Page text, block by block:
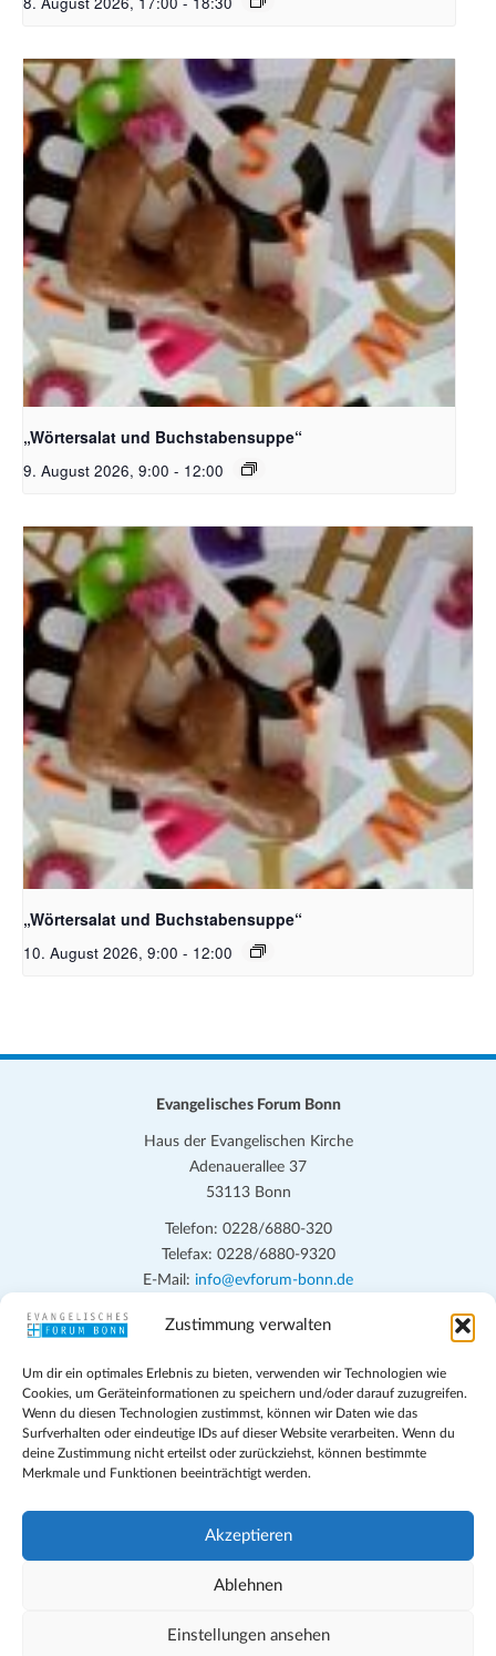
Zustimmung verwalten
Um dir ein optimales Erlebnis zu bieten, verwenden wir Technologien wie
Cookies, um Geräteinformationen zu speichern und/oder darauf zuzugreifen.
Wenn du diesen Technologien zustimmst, können wir Daten wie das
Surfverhalten oder eindeutige IDs auf dieser Website verarbeiten. Wenn du
deine Zustimmung nicht erteilst oder zurückziehst, können bestimmte
Merkmale und Funktionen beeinträchtigt werden.
Akzeptieren
Ablehnen
Einstellungen ansehen
Bildquelle_ Pixabay Free_Christoph Meinersmann
„Wörtersalat und Buchstabensuppe“
9. August 2026, 9:00 - 12:00
Bildquelle_ Pixabay Free_Christoph Meinersmann
„Wörtersalat und Buchstabensuppe“
10. August 2026, 9:00 - 12:00
Evangelisches Forum Bonn
Haus der Evangelischen Kirche
Adenauerallee 37
53113 Bonn
Telefon: 0228/6880-320
Telefax: 0228/6880-9320
E-Mail: info@evforum-bonn.de
Das Evangelische Forum Bonn will in seinen zentralen
persönlichen, beruflichen, kirchlichen und öffentlichen Lebens
eingehen, zu offener Begegnung und ehrlicher Auseinandersetzung
anregen und mithelfen, aus der Verheißung des Evangeliums heraus
im individuellen und gesellschaftlichen Leben verantwortlich zu
denken, zu reden und zu handeln.
Impressum
Teilnahmebedingungen
Cookie-Richtlinie (EU)